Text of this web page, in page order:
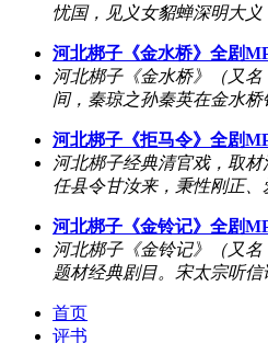
忧国，见义女貂蝉深明大义
河北梆子《金水桥》全剧
河北梆子《金水桥》（又
间，秦琼之孙秦英在金水桥
河北梆子《拒马令》全剧
河北梆子经典清官戏，取
任县令甘汝来，秉性刚正、
河北梆子《金铃记》全剧
河北梆子《金铃记》（又
题材经典剧目。宋太宗听信
首页
评书